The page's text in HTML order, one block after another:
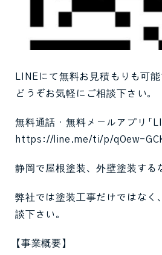
LINEにて無料お見積もりも可能
どうぞお気軽にご相談下さい。
無料通話・無料メールアプリ「
https://line.me/ti/p/qOew-
静岡で屋根塗装、外壁塗装する
弊社では塗装工事だけではなく
談下さい。
【事業概要】